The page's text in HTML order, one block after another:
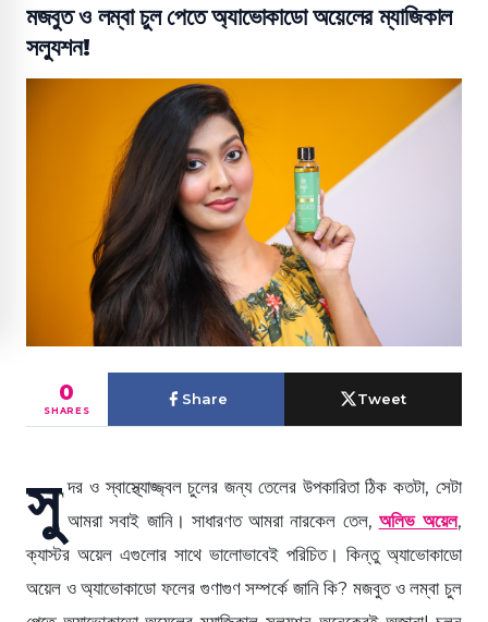
মজবুত ও লম্বা চুল পেতে অ্যাভোকাডো অয়েলের ম্যাজিকাল
সল্যুশন!
0
SHARES
Share Tweet
সু ন্দর ও স্বাস্থ্যোজ্জ্বল চুলের জন্য তেলের উপকারিতা ঠিক কতটা, সেটা
আমরা সবাই জানি। সাধারণত আমরা নারকেল তেল, অলিভ অয়েল,
ক্যাস্টর অয়েল এগুলোর সাথে ভালোভাবেই পরিচিত। কিন্তু অ্যাভোকাডো
অয়েল ও অ্যাভোকাডো ফলের গুণাগুণ সম্পর্কে জানি কি? মজবুত ও লম্বা চুল